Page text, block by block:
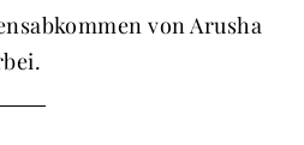
von Arusha